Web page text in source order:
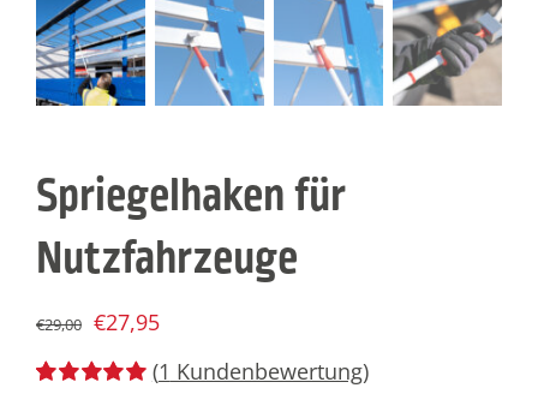
Spriegelhaken für
Nutzfahrzeuge
€29,00 €27,95
(1 Kundenbewertung)